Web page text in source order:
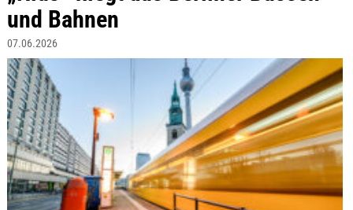
und Bahnen
07.06.2026